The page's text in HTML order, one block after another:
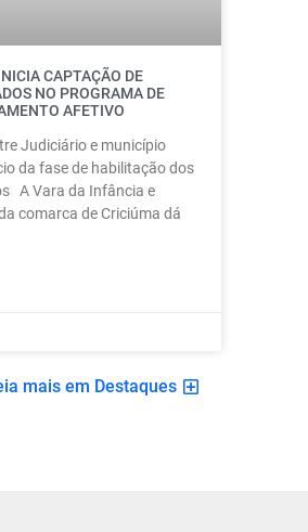
CAPTAÇÃO DE
NO PROGRAMA DE
AFETIVO
Judiciário e município
da fase de habilitação dos
A Vara da Infância e
comarca de Criciúma dá
mais em Destaques